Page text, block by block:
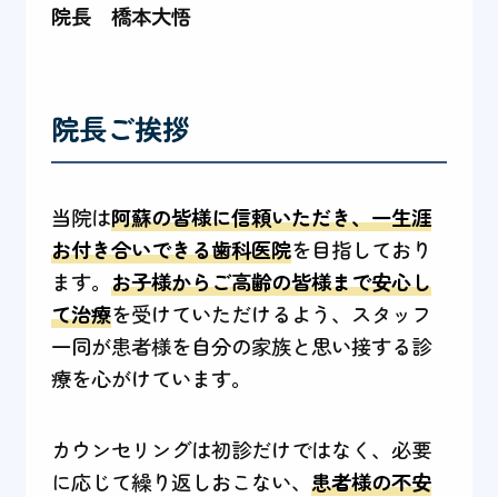
院長 橋本大悟
院長ご挨拶
当院は阿蘇の皆様に信頼いただき、一生涯
お付き合いできる歯科医院を目指しており
ます。 お子様からご高齢の皆様まで安心し
て治療を受けていただけるよう、スタッフ
一同が患者様を自分の家族と思い接する診
療を心がけています。
カウンセリングは初診だけではなく、必要
に応じて繰り返しおこない、 患者様の不安